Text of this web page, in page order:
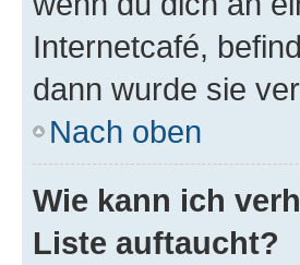
Internetcafé,
dann wurde sie
Nach oben
Wie kann ich
Liste auftaucht?